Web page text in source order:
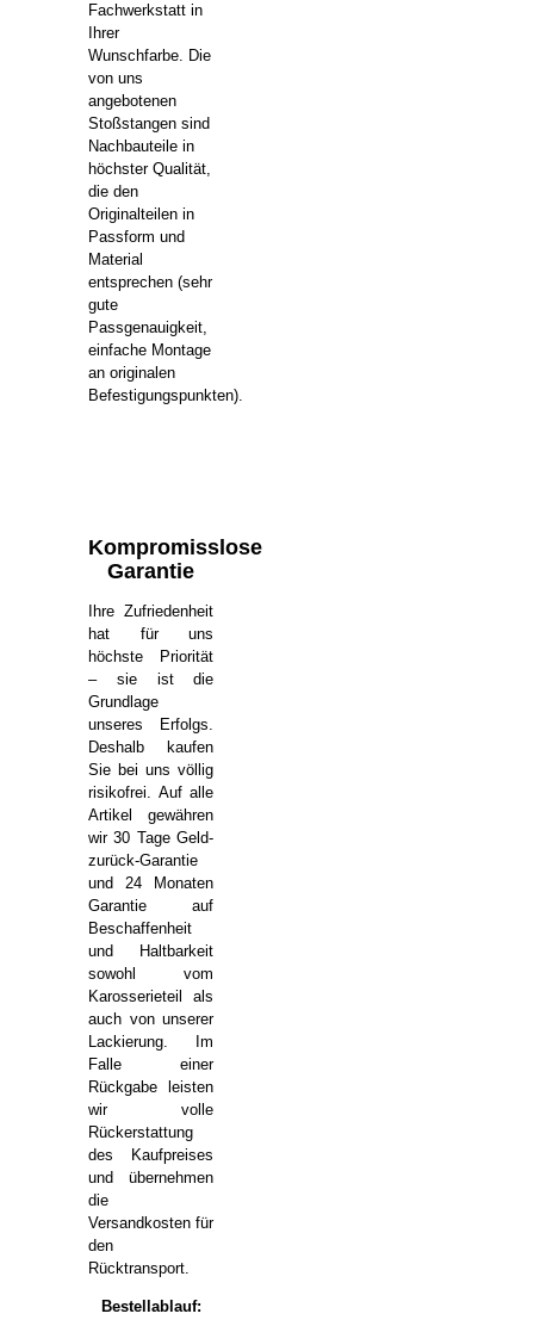
Fachwerkstatt in
Ihrer
Wunschfarbe. Die
von uns
angebotenen
Stoßstangen sind
Nachbauteile in
höchster Qualität,
die den
Originalteilen in
Passform und
Material
entsprechen (sehr
gute
Passgenauigkeit,
einfache Montage
an originalen
Befestigungspunkten).
Kompromisslose
Garantie
Ihre Zufriedenheit
hat für uns
höchste Priorität
– sie ist die
Grundlage
unseres Erfolgs.
Deshalb kaufen
Sie bei uns völlig
risikofrei. Auf alle
Artikel gewähren
wir 30 Tage Geld-
zurück-Garantie
und 24 Monaten
Garantie auf
Beschaffenheit
und Haltbarkeit
sowohl vom
Karosserieteil als
auch von unserer
Lackierung. Im
Falle einer
Rückgabe leisten
wir volle
Rückerstattung
des Kaufpreises
und übernehmen
die
Versandkosten für
den
Rücktransport.
Bestellablauf: